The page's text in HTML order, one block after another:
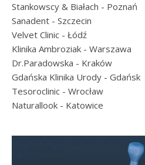
Stankowscy & Białach - Poznań
Sanadent - Szczecin
Velvet Clinic - Łódź
Klinika Ambroziak - Warszawa
Dr.Paradowska - Kraków
Gdańska Klinika Urody - Gdańsk
Tesoroclinic - Wrocław
Naturallook - Katowice